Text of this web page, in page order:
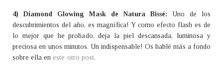
4) Diamond Glowing Mask de Natura Bissé: Uno de los
descubrimientos del año, es magnífica! Y como efecto flash es de
lo mejor que he probado, deja la piel descansada, luminosa y
preciosa en unos minutos. Un indispensable! Os hablé más a fondo
sobre ella en este otro post.